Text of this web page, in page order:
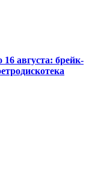
августа: брейк-